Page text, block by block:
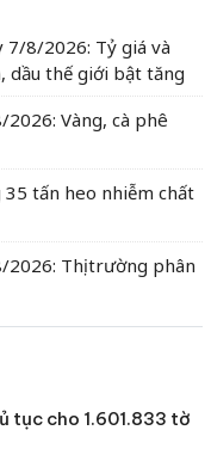
7/8/2026: Tỷ giá và
dầu thế giới bật tăng
Vàng, cà phê
tấn heo nhiễm chất
2026: Thị trường phân
tục cho 1.601.833 tờ